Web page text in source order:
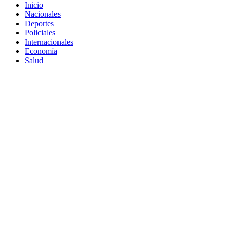
Inicio
Nacionales
Deportes
Policiales
Internacionales
Economía
Salud